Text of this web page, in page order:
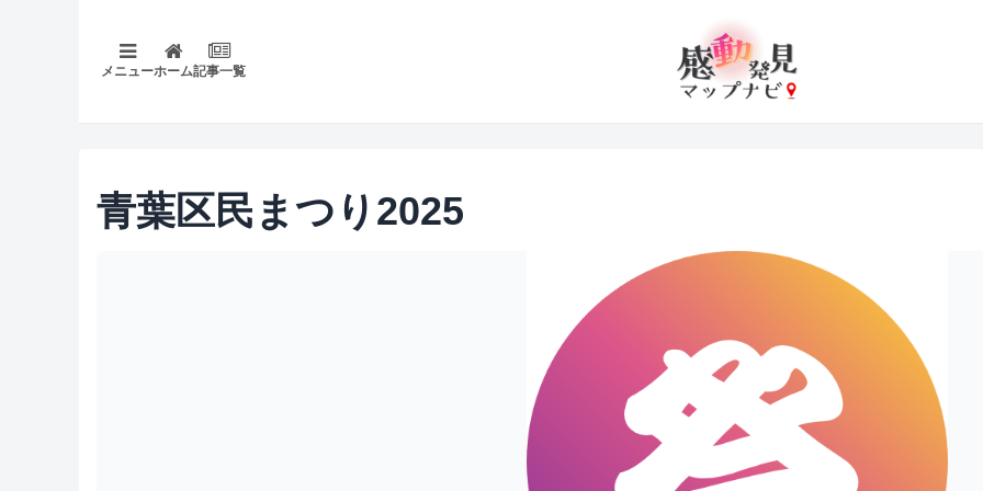
メニューホーム記事一覧
青葉区民まつり2025